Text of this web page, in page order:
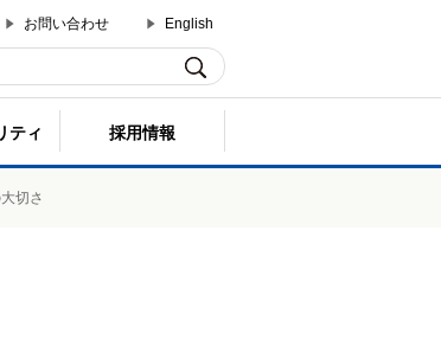
お問い合わせ English
ティ 採用情報
切さ